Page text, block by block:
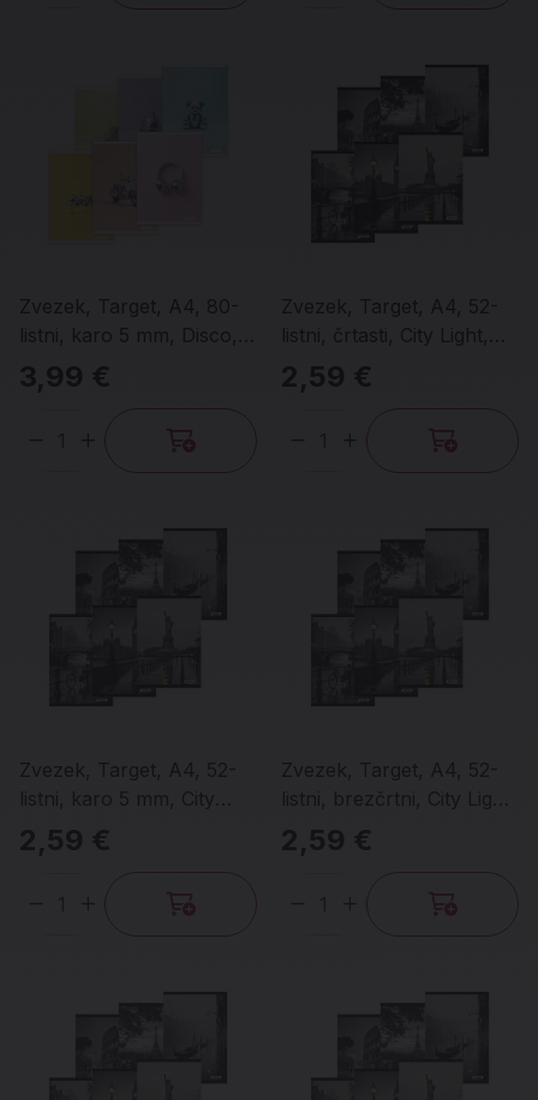
Zvezek, Target, A4, 80-
listni, karo 5 mm, Disco,
različni motivi
3,99 €
Količina
Zvezek, Target, A4, 52-
listni, črtasti, City Light,
različni motivi
2,59 €
Količina
Zvezek, Target, A4, 52-
listni, karo 5 mm, City
Light, različni motivi
2,59 €
Količina
Zvezek, Target, A4, 52-
listni, brezčrtni, City Light,
različni motivi
2,59 €
Količina